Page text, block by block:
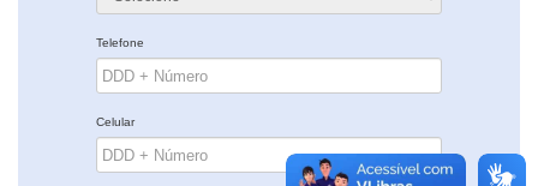
Telefone
Celular